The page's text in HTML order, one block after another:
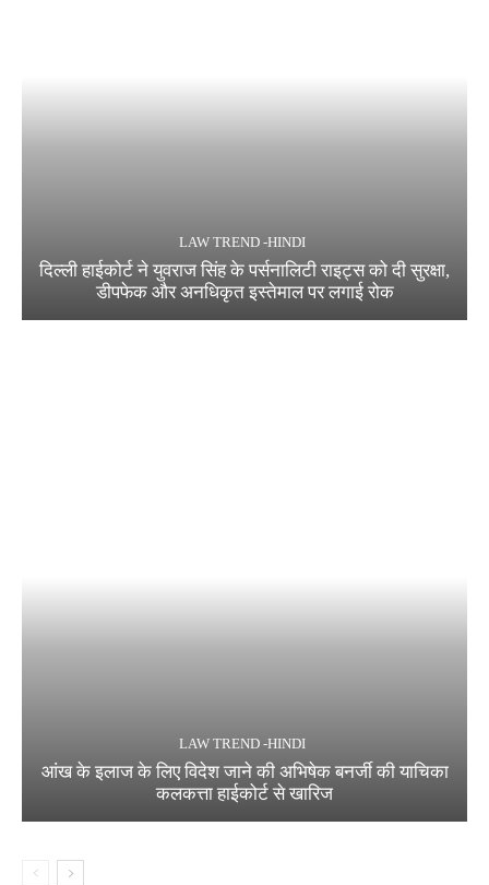
LAW TREND -HINDI
दिल्ली हाईकोर्ट ने युवराज सिंह के पर्सनालिटी राइट्स को दी सुरक्षा,
डीपफेक और अनधिकृत इस्तेमाल पर लगाई रोक
LAW TREND -HINDI
आंख के इलाज के लिए विदेश जाने की अभिषेक बनर्जी की याचिका
कलकत्ता हाईकोर्ट से खारिज